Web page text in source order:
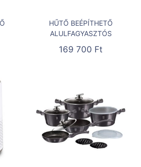
HŰTŐ BEÉPÍTHETŐ
ALULFAGYASZTÓS
169 700 Ft